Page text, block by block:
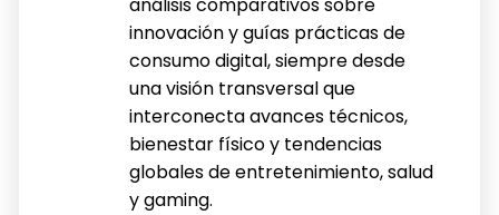
análisis comparativos sobre
innovación y guías prácticas de
consumo digital, siempre desde
una visión transversal que
interconecta avances técnicos,
bienestar físico y tendencias
globales de entretenimiento, salud
y gaming.